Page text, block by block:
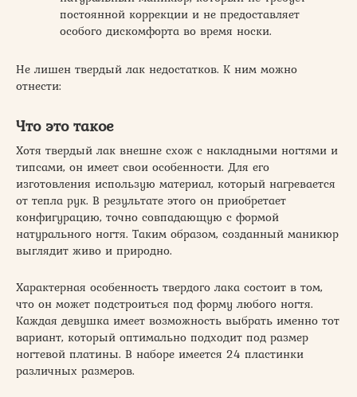
постоянной коррекции и не предоставляет
особого дискомфорта во время носки.
Не лишен твердый лак недостатков. К ним можно
отнести:
Что это такое
Хотя твердый лак внешне схож с накладными ногтями и
типсами, он имеет свои особенности. Для его
изготовления использую материал, который нагревается
от тепла рук. В результате этого он приобретает
конфигурацию, точно совпадающую с формой
натурального ногтя. Таким образом, созданный маникюр
выглядит живо и природно.
Характерная особенность твердого лака состоит в том,
что он может подстроиться под форму любого ногтя.
Каждая девушка имеет возможность выбрать именно тот
вариант, который оптимально подходит под размер
ногтевой платины. В наборе имеется 24 пластинки
различных размеров.